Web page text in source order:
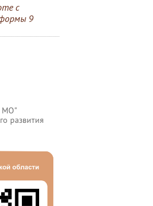
с
9
МО"
развития